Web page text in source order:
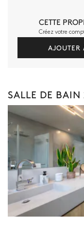
CETTE
Créez votre
SALLE DE BAIN